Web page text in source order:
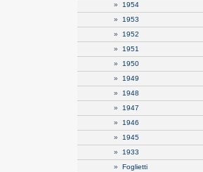
» 1954
» 1953
» 1952
» 1951
» 1950
» 1949
» 1948
» 1947
» 1946
» 1945
» 1933
» Foglietti